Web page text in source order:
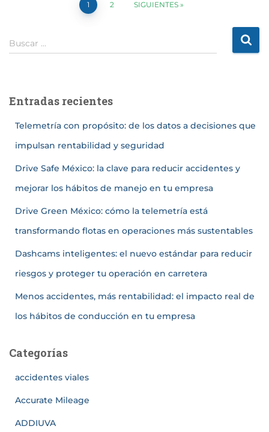
1 2 SIGUIENTES
Buscar …
Entradas recientes
Telemetría con propósito: de los datos a decisiones que
impulsan rentabilidad y seguridad
Drive Safe México: la clave para reducir accidentes y
mejorar los hábitos de manejo en tu empresa
Drive Green México: cómo la telemetría está
transformando flotas en operaciones más sustentables
Dashcams inteligentes: el nuevo estándar para reducir
riesgos y proteger tu operación en carretera
Menos accidentes, más rentabilidad: el impacto real de
los hábitos de conducción en tu empresa
Categorías
accidentes viales
Accurate Mileage
ADDIUVA